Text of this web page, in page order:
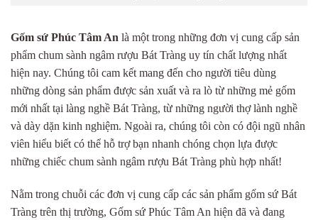
Gốm sứ Phúc Tâm An là một trong những đơn vị cung cấp sản
phẩm chum sành ngâm rượu Bát Tràng uy tín chất lượng nhất
hiện nay. Chúng tôi cam kết mang đến cho người tiêu dùng
những dòng sản phẩm được sản xuất và ra lò từ những mẻ gốm
mới nhất tại làng nghề Bát Tràng, từ những người thợ lành nghề
và dày dặn kinh nghiệm. Ngoài ra, chúng tôi còn có đội ngũ nhân
viên hiểu biết có thể hỗ trợ bạn nhanh chóng chọn lựa được
những chiếc chum sành ngâm rượu Bát Tràng phù hợp nhất!
Nằm trong chuỗi các đơn vị cung cấp các sản phẩm gốm sứ Bát
Tràng trên thị trường, Gốm sứ Phúc Tâm An hiện đã và đang